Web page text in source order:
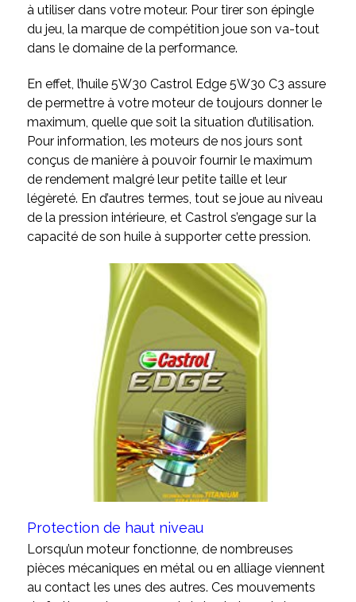
à utiliser dans votre moteur. Pour tirer son épingle
du jeu, la marque de compétition joue son va-tout
dans le domaine de la performance.
En effet, l’huile 5W30 Castrol Edge 5W30 C3 assure
de permettre à votre moteur de toujours donner le
maximum, quelle que soit la situation d’utilisation.
Pour information, les moteurs de nos jours sont
conçus de manière à pouvoir fournir le maximum
de rendement malgré leur petite taille et leur
légèreté. En d’autres termes, tout se joue au niveau
de la pression intérieure, et Castrol s’engage sur la
capacité de son huile à supporter cette pression.
Protection de haut niveau
Lorsqu’un moteur fonctionne, de nombreuses
pièces mécaniques en métal ou en alliage viennent
au contact les unes des autres. Ces mouvements